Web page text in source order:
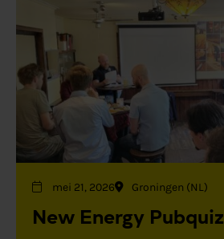
mei 21, 2026 Groningen (NL)
New Energy Pubquiz